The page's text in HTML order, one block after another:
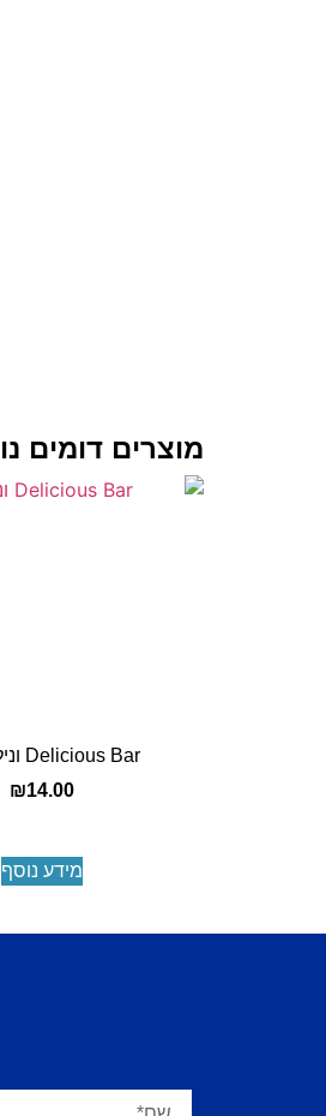
מוצרים דומים
Delicious Bar וניל קרמל
₪14.00
מידע נוסף